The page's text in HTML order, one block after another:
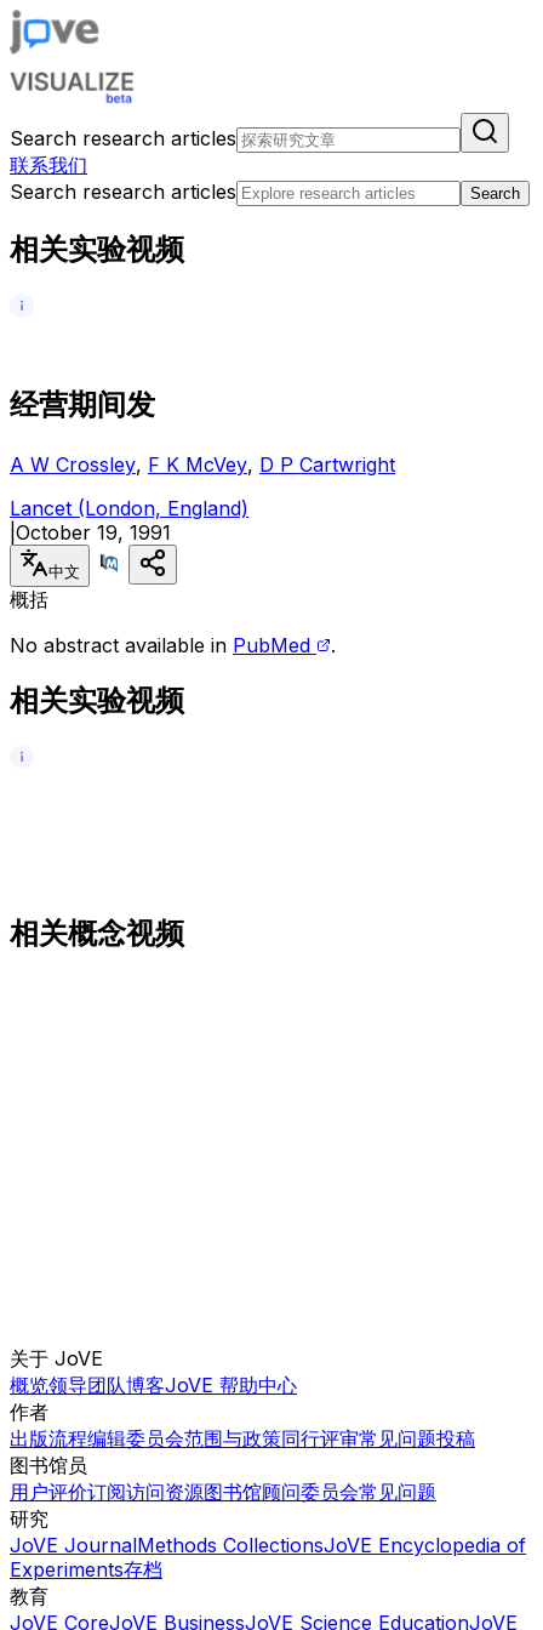
Search research articles
联系我们
Search research articles
Search
相关实验视频
经营期间发
A W Crossley, F K McVey, D P Cartwright
Lancet (London, England)
October 19, 1991
中文
概括
No abstract available in PubMed .
相关实验视频
相关概念视频
关于 JoVE
概览领导团队博客JoVE 帮助中心
作者
出版流程编辑委员会范围与政策同行评审常见问题投稿
图书馆员
用户评价订阅访问资源图书馆顾问委员会常见问题
研究
JoVE JournalMethods CollectionsJoVE Encyclopedia of
Experiments存档
教育
JoVE CoreJoVE BusinessJoVE Science EducationJoVE